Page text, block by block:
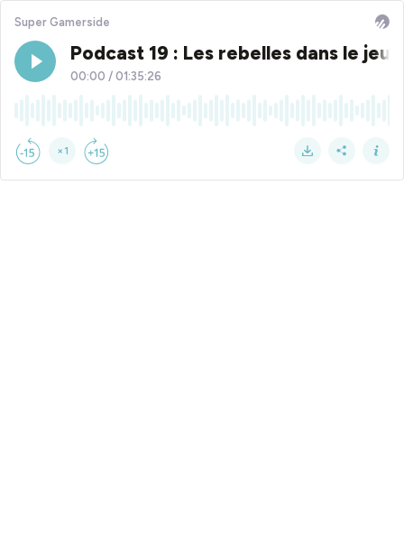
Super Gamerside
Podcast 19 : Les rebelles dans le jeu
00:00 / 01:35:26
×1